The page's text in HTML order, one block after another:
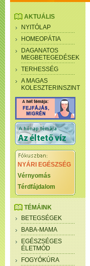
AKTUÁLIS
NYITÓLAP
HOMEOPÁTIA
DAGANATOS
MEGBETEGEDÉSEK
TERHESSÉG
A MAGAS
KOLESZTERINSZINT
NYÁRI EGÉSZSÉG
Vérnyomás
Térdfájdalom
TÉMÁINK
BETEGSÉGEK
BABA-MAMA
EGÉSZSÉGES
ÉLETMÓD
FOGYÓKÚRA